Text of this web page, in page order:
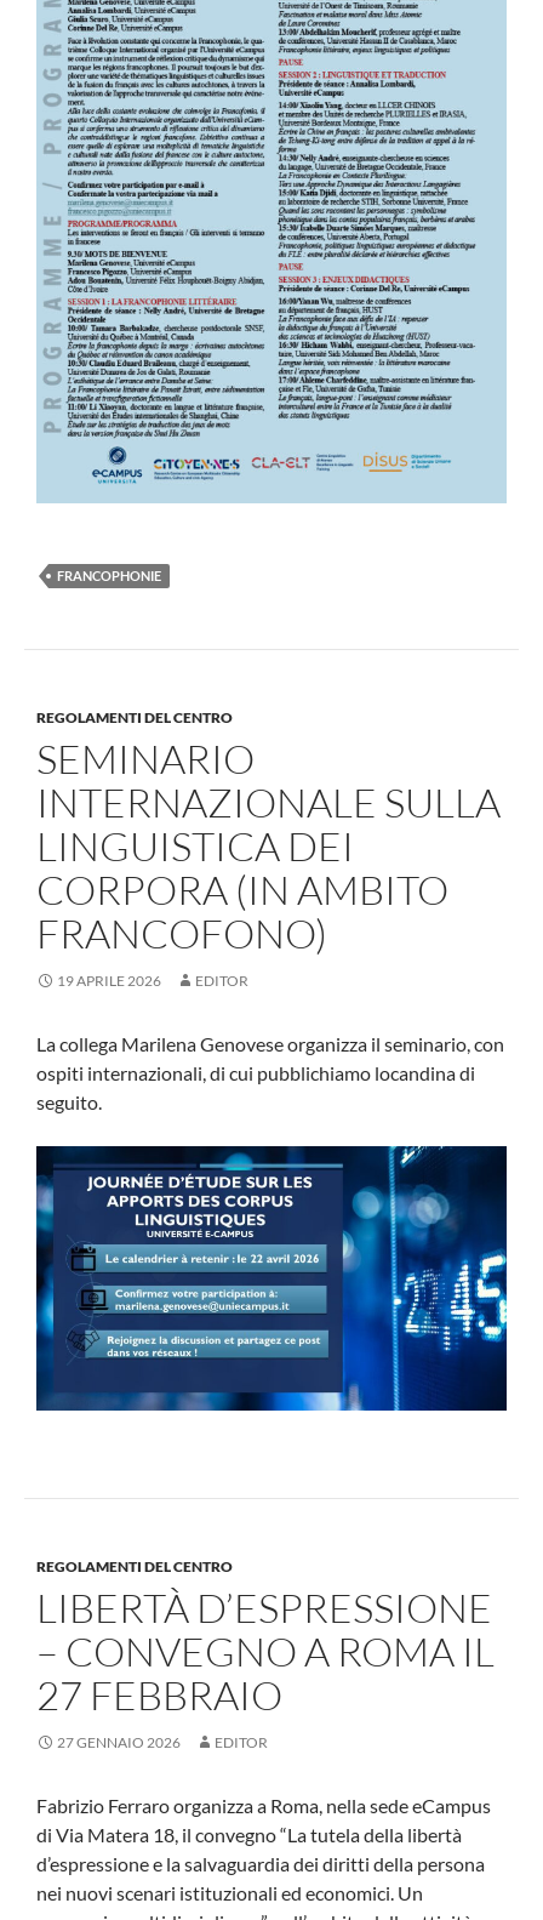
FRANCOPHONIE
REGOLAMENTI DEL CENTRO
SEMINARIO
INTERNAZIONALE SULLA
LINGUISTICA DEI
CORPORA (IN AMBITO
FRANCOFONO)
19 APRILE 2026 EDITOR
La collega Marilena Genovese organizza il seminario, con
ospiti internazionali, di cui pubblichiamo locandina di
seguito.
REGOLAMENTI DEL CENTRO
LIBERTÀ D’ESPRESSIONE
– CONVEGNO A ROMA IL
27 FEBBRAIO
27 GENNAIO 2026 EDITOR
Fabrizio Ferraro organizza a Roma, nella sede eCampus
di Via Matera 18, il convegno “La tutela della libertà
d’espressione e la salvaguardia dei diritti della persona
nei nuovi scenari istituzionali ed economici. Un